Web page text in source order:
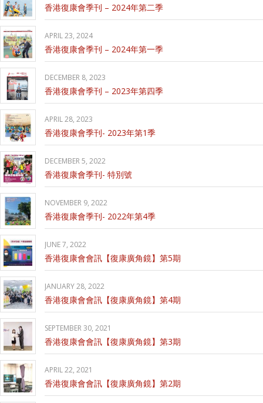
香港復康會季刊 – 2024年第二季
APRIL 23, 2024
香港復康會季刊 – 2024年第一季
DECEMBER 8, 2023
香港復康會季刊 – 2023年第四季
APRIL 28, 2023
香港復康會季刊- 2023年第1季
DECEMBER 5, 2022
香港復康會季刊- 特別號
NOVEMBER 9, 2022
香港復康會季刊- 2022年第4季
JUNE 7, 2022
香港復康會會訊【復康廣角鏡】第5期
JANUARY 28, 2022
香港復康會會訊【復康廣角鏡】第4期
SEPTEMBER 30, 2021
香港復康會會訊【復康廣角鏡】第3期
APRIL 22, 2021
香港復康會會訊【復康廣角鏡】第2期